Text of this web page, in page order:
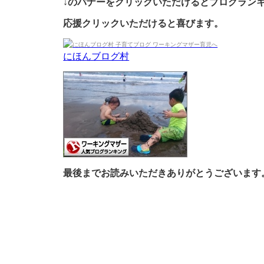
応援クリックいただけると喜びます。
にほんブログ村
最後までお読みいただきありがとうございます